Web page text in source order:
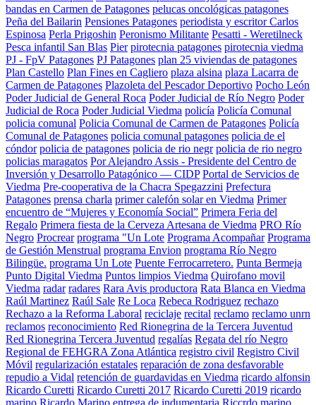
bandas en Carmen de Patagones pelucas oncológicas patagones
Peña del Bailarin Pensiones Patagones periodista y escritor Carlos
Espinosa Perla Prigoshin Peronismo Militante Pesatti - Weretilneck
Pesca infantil San Blas Pier pirotecnia patagones pirotecnia viedma
PJ - FpV Patagones PJ Patagones plan 25 viviendas de patagones
Plan Castello Plan Fines en Cagliero plaza alsina plaza Lacarra de
Carmen de Patagones Plazoleta del Pescador Deportivo Pocho León
Poder Judicial de General Roca Poder Judicial de Río Negro Poder
Judicial de Roca Poder Judicial Viedma policía Policía Comunal
policia comunal Policia Comunal de Carmen de Patagones Policía
Comunal de Patagones policia comunal patagones policia de el
cóndor policia de patagones policia de rio negr policia de rio negro
policias maragatos Por Alejandro Assis - Presidente del Centro de
Inversión y Desarrollo Patagónico — CIDP Portal de Servicios de
Viedma Pre-cooperativa de la Chacra Spegazzini Prefectura
Patagones prensa charla primer calefón solar en Viedma Primer
encuentro de “Mujeres y Economía Social” Primera Feria del
Regalo Primera fiesta de la Cerveza Artesana de Viedma PRO Río
Negro Procrear programa "Un Lote Programa Acompañar Programa
de Gestión Menstrual programa Envion programa Río Negro
Bilingüe. programa Un Lote Puente Ferrocarretero. Punta Bermeja
Punto Digital Viedma Puntos limpios Viedma Quirofano movil
Viedma radar radares Rara Avis productora Rata Blanca en Viedma
Raúl Martinez Raúl Sale Re Loca Rebeca Rodriguez rechazo
Rechazo a la Reforma Laboral reciclaje recital reclamo reclamo unrn
reclamos reconocimiento Red Rionegrina de la Tercera Juventud
Red Rionegrina Tercera Juventud regalías Regata del río Negro
Regional de FEHGRA Zona Atlántica registro civil Registro Civil
Móvil regularización estatales reparación de zona desfavorable
repudio a Vidal retención de guardavidas en Viedma ricardo alfonsin
Ricardo Curetti Ricardo Curetti 2017 Ricardo Curetti 2019 ricardo
marino Ricardo Marino entrega de indumentaria Riccrdo marino